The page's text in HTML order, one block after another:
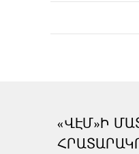
«ՎԷՄ»Ի